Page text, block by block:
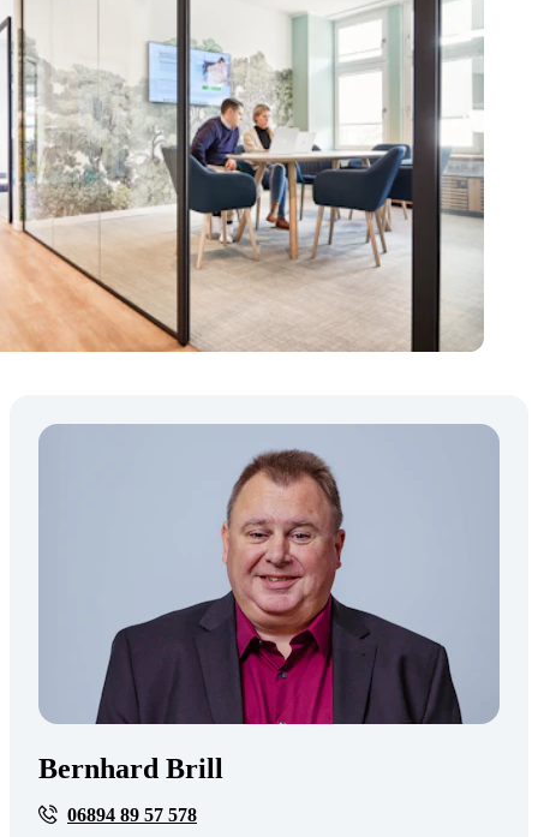
Bernhard Brill
06894 89 57 578